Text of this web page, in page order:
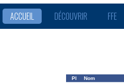
ACCUEIL DÉCOUVRIR FFE
Pl Nom